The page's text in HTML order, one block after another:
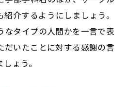
介するようにしましょう。
なタイプの人間かを一言で表
だいたことに対する感謝の言
ょう。